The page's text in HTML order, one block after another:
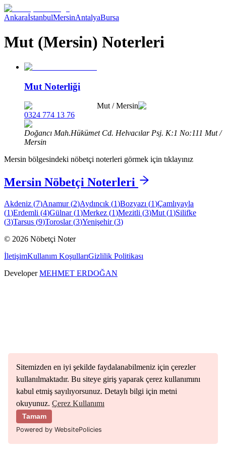
Sitemizden en iyi şekilde faydalanabilmeniz için çerezler
kullanılmaktadır. Bu siteye giriş yaparak çerez kullanımını
kabul etmiş sayılıyorsunuz. Detaylı bilgi için metni
okuyunuz. Çerez Kullanımı
Tamam
Powered by WebsitePolicies
AnkaraİstanbulMersinAntalyaBursa
Mut (Mersin) Noterleri
Mut Noterliği
Mut /Mersin
0324 774 13 76
Doğancı Mah.Hükümet Cd. Helvacılar Psj. K:1 No:111 Mut /
Mersin
Mersin bölgesindeki nöbetçi noterleri görmek için tıklayınız
Mersin Nöbetçi Noterleri
Akdeniz (7)Anamur(2)Aydıncık (1)Bozyazı (1)Çamlıyayla
(1)Erdemli (4)Gülnar(1)Merkez (1)Mezitli (3)Mut (1)Silifke
(3)Tarsus (9)Toroslar(3)Yenişehir(3)
© 2026 Nöbetçi Noter
İletişimKullanım KoşullarıGizlilik Politikası
DeveloperMEHMET ERDOĞAN